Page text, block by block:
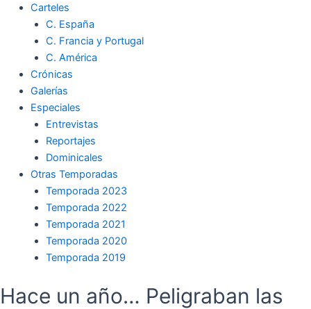
Carteles
C. España
C. Francia y Portugal
C. América
Crónicas
Galerías
Especiales
Entrevistas
Reportajes
Dominicales
Otras Temporadas
Temporada 2023
Temporada 2022
Temporada 2021
Temporada 2020
Temporada 2019
Hace un año… Peligraban las